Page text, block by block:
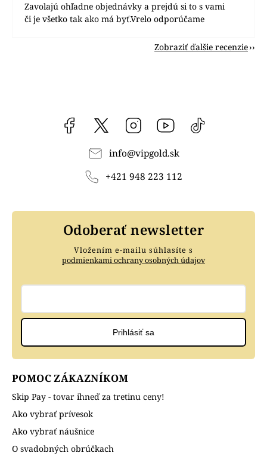
Zavolajú ohľadne objednávky a prejdú si to s vami
či je všetko tak ako má byť.Vrelo odporúčame
Zobraziť ďalšie recenzie
Facebook vipgoldsk Instagram YouTube
info@vipgold.sk
+421 948 223 112
POMOC ZÁKAZNÍKOM
Skip Pay - tovar ihneď za tretinu ceny!
Ako vybrať prívesok
Ako vybrať náušnice
O svadobných obrúčkach
Odoberať newsletter
Vložením e-mailu súhlasíte s
podmienkami ochrany osobných údajov
Prihlásiť sa